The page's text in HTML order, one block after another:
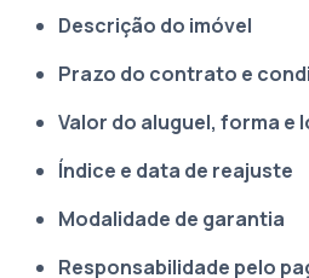
Descrição do imóvel
Prazo do contrato e
Valor do aluguel, forma e
Índice e data de reajuste
Modalidade de garantia
Responsabilidade pelo